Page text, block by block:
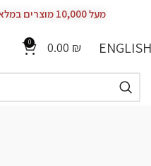
מעל 10,000 מוצרים במלאי - ייעוץ מיידי 050-640-8555
0 0.00 ₪ ENGLISH